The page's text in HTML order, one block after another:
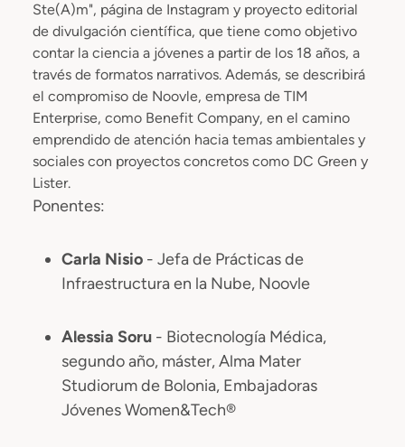
Ste(A)m", página de Instagram y proyecto editorial
de divulgación científica, que tiene como objetivo
contar la ciencia a jóvenes a partir de los 18 años, a
través de formatos narrativos. Además, se describirá
el compromiso de Noovle, empresa de TIM
Enterprise, como Benefit Company, en el camino
emprendido de atención hacia temas ambientales y
sociales con proyectos concretos como DC Green y
Lister.
Ponentes:
Carla Nisio - Jefa de Prácticas de
Infraestructura en la Nube, Noovle
Alessia Soru - Biotecnología Médica,
segundo año, máster, Alma Mater
Studiorum de Bolonia, Embajadoras
Jóvenes Women&Tech®